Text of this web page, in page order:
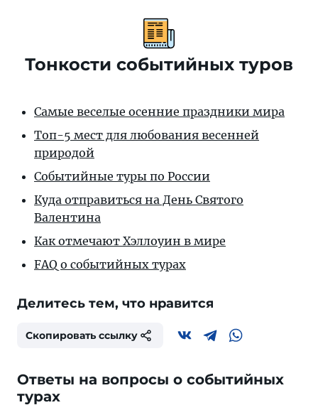
Тонкости событийных туров
Самые веселые осенние праздники мира
Топ-5 мест для любования весенней
природой
Событийные туры по России
Куда отправиться на День Святого
Валентина
Как отмечают Хэллоуин в мире
FAQ о событийных турах
Делитесь тем, что нравится
Скопировать ссылку
Ответы на вопросы о событийных
турах